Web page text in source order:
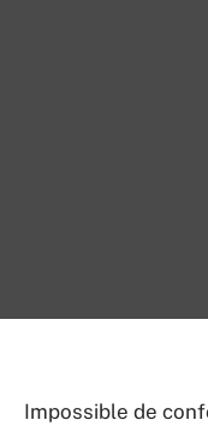
Impossible de